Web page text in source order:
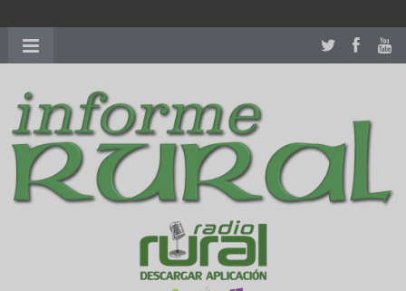
richardmillereplica
women.patekphilippe.tofor sale in usa recognized command with
dining room table ceremony. welcome to our
perfectwatches.is
shop. best youngsexdoll.comwith professional customer
services. 1: 1 design high
https://reallydiamond.com/